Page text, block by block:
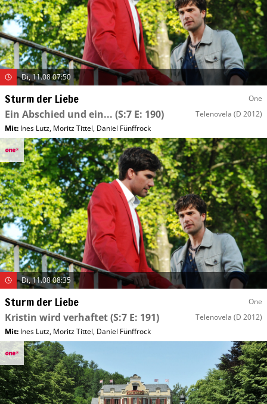
Di, 11.08 07:50
Sturm der Liebe One
Ein Abschied und ein... (S:7 E: 190) Telenovela (D 2012)
Mit: Ines Lutz, Moritz Tittel, Daniel Fünffrock
Di, 11.08 08:35
Sturm der Liebe One
Kristin wird verhaftet(S:7 E: 191) Telenovela (D 2012)
Mit: Ines Lutz, Moritz Tittel, Daniel Fünffrock